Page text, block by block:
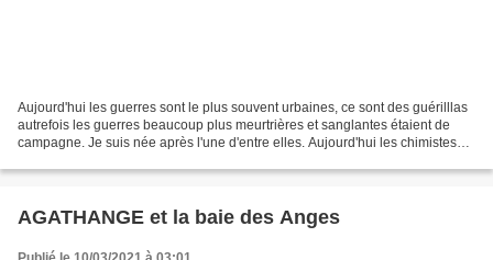
Aujourd'hui les guerres sont le plus souvent urbaines, ce sont des guérilllas
autrefois les guerres beaucoup plus meurtrières et sanglantes étaient de
campagne. Je suis née après l'une d'entre elles. Aujourd'hui les chimistes
AGATHANGE et la baie des Anges